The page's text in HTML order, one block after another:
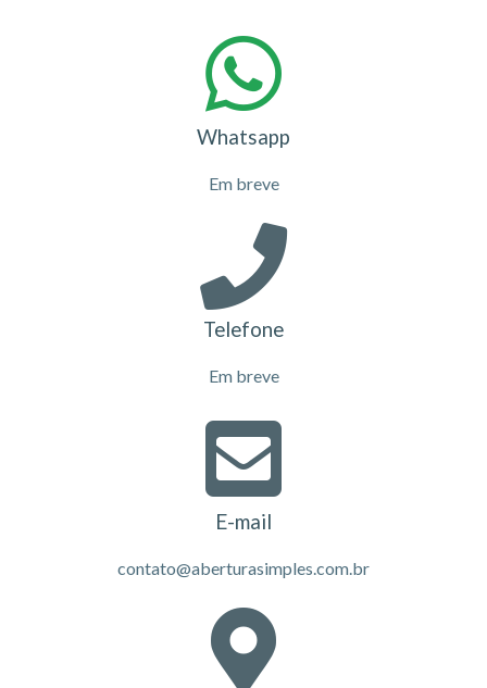
Whatsapp
Em breve
Telefone
Em breve
E-mail
contato@aberturasimples.com.br